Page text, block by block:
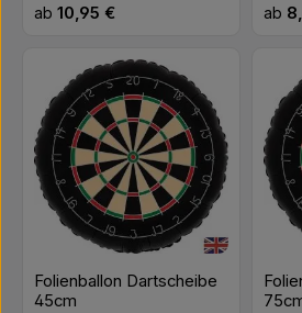
Regulärer Preis:
ab10,95 € ab
Folienballon Dartscheibe
45cm